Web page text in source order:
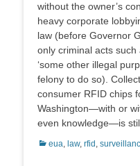
without the owner’s
heavy corporate
law (before Governor
only criminal acts
‘some other illegal
felony to do so).
consumer RFID chips
Washington—with or
even knowledge—is
Categorias:
eua, law, rfid ,